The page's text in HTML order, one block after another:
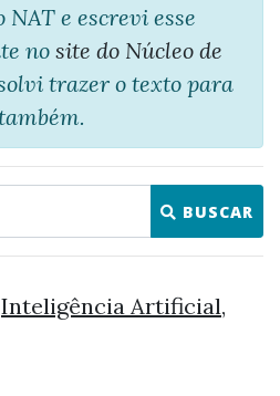
e escrevi esse
no site do Núcleo de
trazer o texto para
BUSCAR
Inteligência Artificial,